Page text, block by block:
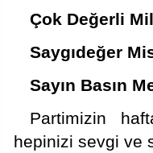
Çok Değerli
Saygıdeğer
Sayın Basın
Partimizin
hepinizi sevgi ve